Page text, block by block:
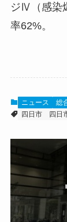
ジⅣ（感染
率62%。
ニュース
総
四日市
四日